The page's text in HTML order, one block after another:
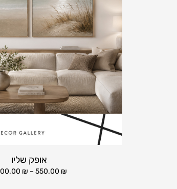
אופק שליו
550.00 ₪
–
₪